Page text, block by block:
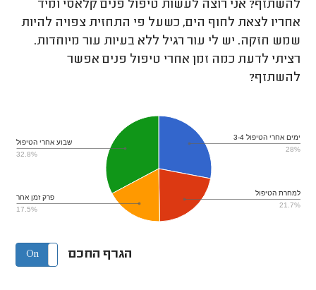
להשתזף? אני רוצה לעשות טיפול פנים קלאסי ומיד
אחריו לצאת לחוף הים, כשעל פי התחזית צפויה להיות
שמש חזקה. יש לי עור רגיל ללא בעיות עור מיוחדות.
רציתי לדעת כמה זמן אחרי טיפול פנים אפשר
להשתזף?
3-4 ימים אחרי הטיפול
28%
למחרת הטיפול
21.7%
פרק זמן אחר
17.5%
שבוע אחרי הטיפול
32.8%
הגרף החכם On Off